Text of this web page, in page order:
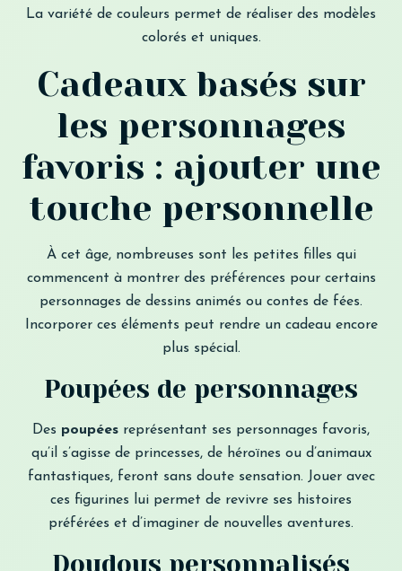
La variété de couleurs permet de réaliser des modèles
colorés et uniques.
Cadeaux basés sur
les personnages
favoris : ajouter une
touche personnelle
À cet âge, nombreuses sont les petites filles qui
commencent à montrer des préférences pour certains
personnages de dessins animés ou contes de fées.
Incorporer ces éléments peut rendre un cadeau encore
plus spécial.
Poupées de personnages
Des poupées représentant ses personnages favoris,
qu’il s’agisse de princesses, de héroïnes ou d’animaux
fantastiques, feront sans doute sensation. Jouer avec
ces figurines lui permet de revivre ses histoires
préférées et d’imaginer de nouvelles aventures.
Doudous personnalisés